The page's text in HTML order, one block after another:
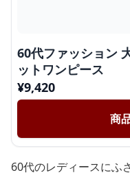
60代ファッション
ットワンピース
¥9,420
商
60代のレディースにふ